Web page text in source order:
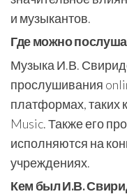
и музыкантов.
Где можно
Музыка И.В.
прослушивания
платформах, таких
Music. Также его
исполняются на
учреждениях.
Кем был И.В.